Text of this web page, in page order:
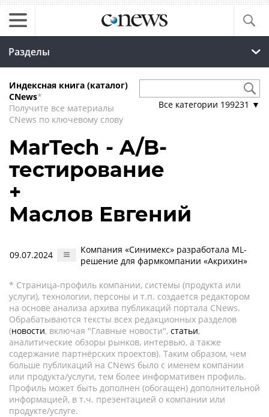
Разделы
Индексная книга (каталог)
CNews*
Получите все материалы
CNews по ключевому слову
Все категории 199231 ▼
MarTech - A/B-
тестирование
+
Маслов Евгений
09.07.2024
Компания «Синимекс» разработала ML-
решение для фармкомпании «Акрихин»
* Страница-профиль компании, системы (продукта или
услуги), технологии, персоны и т.п. создается редактором
на основе анализа архива публикаций портала CNews.
Обрабатываются тексты всех редакционных разделов
(новости, включая "Главные новости", статьи,
аналитические обзоры рынков, интервью, а также
содержание партнёрских проектов). Таким образом, чем
больше публикаций на CNews было с именем компании
или продукта/услуги, тем более информативен профиль.
Профиль может быть дополнен (обогащен) дополнительной
информацией, в т.ч. презентацией о компании или
продукте/услуге.